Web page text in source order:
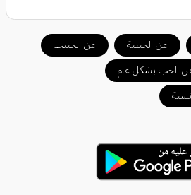
عن الحبيبة
عن الحبيب
الحب بشكل عام